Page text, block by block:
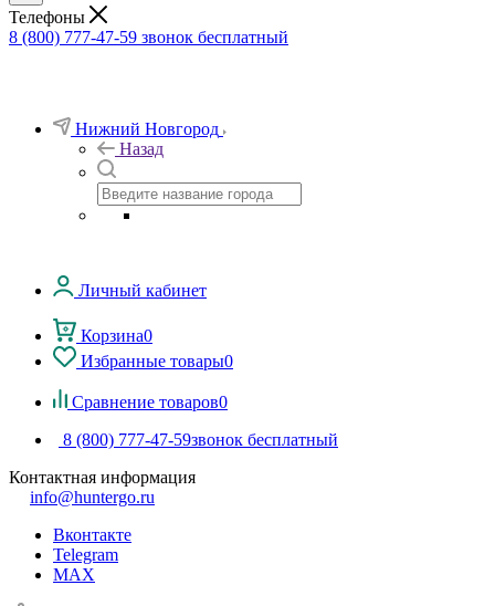
Телефоны
8 (800) 777-47-59 звонок бесплатный
Нижний Новгород
Назад
Личный кабинет
Корзина0
Избранные товары0
Сравнение товаров0
8 (800) 777-47-59звонок бесплатный
Контактная информация
info@huntergo.ru
Вконтакте
Telegram
MAX